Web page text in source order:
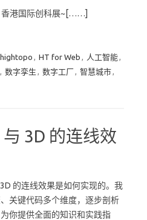
香港国际创科展~[……]
hightopo , HT for Web , 人工智能,
, 数字孪生 , 数字工厂, 智慧城市,
3D 的连线效
的连线效果是如何实现的。我
关键代码多个维度，逐步剖析
你提供全面的知识和实践指